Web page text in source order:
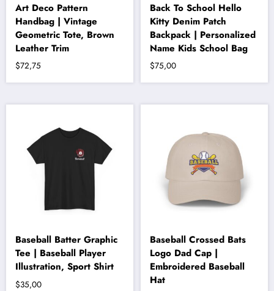
Art Deco Pattern
Handbag | Vintage
Geometric Tote, Brown
Leather Trim
$72,75
Bu
birden
Seçenekler
sayfasından
Back To School Hello
Kitty Denim Patch
Backpack | Personalized
Name Kids School Bag
$75,00
Baseball Batter Graphic
Tee | Baseball Player
Illustration, Sport Shirt
$35,00
Baseball Crossed Bats
Logo Dad Cap |
Embroidered Baseball
Hat